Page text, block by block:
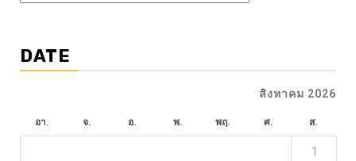
DATE
สิงหาคม 2026
อา. จ. อ. พ. พฤ. ศ. ส.
1